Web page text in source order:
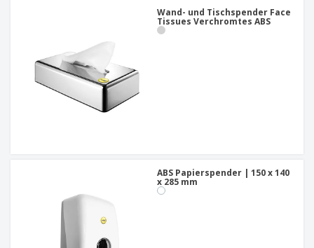
Wand- und Tischspender Face
Tissues Verchromtes ABS
ABS Papierspender | 150 x 140
x 285 mm